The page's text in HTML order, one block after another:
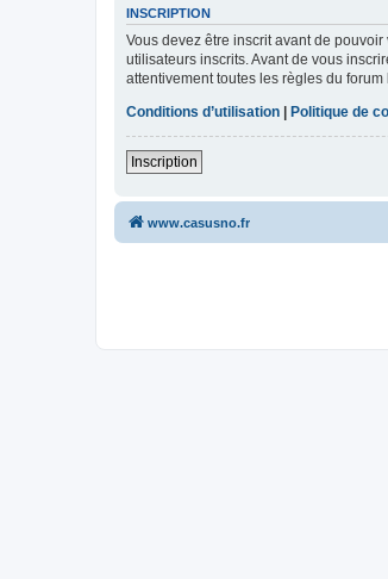
INSCRIPTION
Vous devez être inscrit avant de
utilisateurs inscrits. Avant de vous
attentivement toutes les règles du
Conditions d’utilisation
Politique de
Inscription
www.casusno.fr